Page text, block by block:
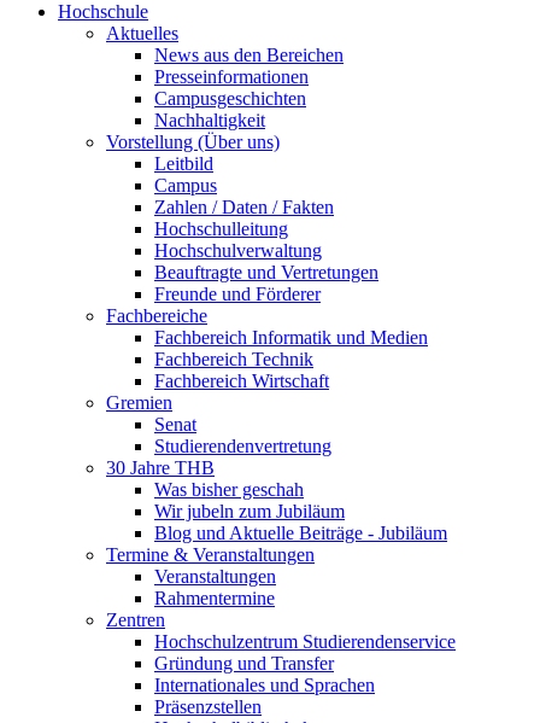
Hochschule
Aktuelles
News aus den Bereichen
Presseinformationen
Campusgeschichten
Nachhaltigkeit
Vorstellung (Über uns)
Leitbild
Campus
Zahlen / Daten / Fakten
Hochschulleitung
Hochschulverwaltung
Beauftragte und Vertretungen
Freunde und Förderer
Fachbereiche
Fachbereich Informatik und Medien
Fachbereich Technik
Fachbereich Wirtschaft
Gremien
Senat
Studierendenvertretung
30 Jahre THB
Was bisher geschah
Wir jubeln zum Jubiläum
Blog und Aktuelle Beiträge - Jubiläum
Termine & Veranstaltungen
Veranstaltungen
Rahmentermine
Zentren
Hochschulzentrum Studierendenservice
Gründung und Transfer
Internationales und Sprachen
Präsenzstellen